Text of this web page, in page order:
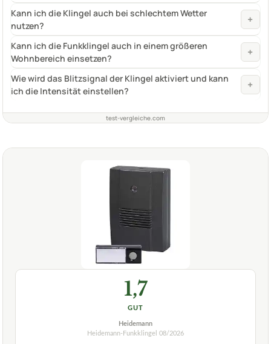
Kann ich die Klingel auch bei schlechtem Wetter
nutzen?
+
Kann ich die Funkklingel auch in einem größeren
Wohnbereich einsetzen?
+
Wie wird das Blitzsignal der Klingel aktiviert und kann
ich die Intensität einstellen?
+
test-vergleiche.com
1,7
GUT
Heidemann
Heidemann-Funkklingel
08/2026